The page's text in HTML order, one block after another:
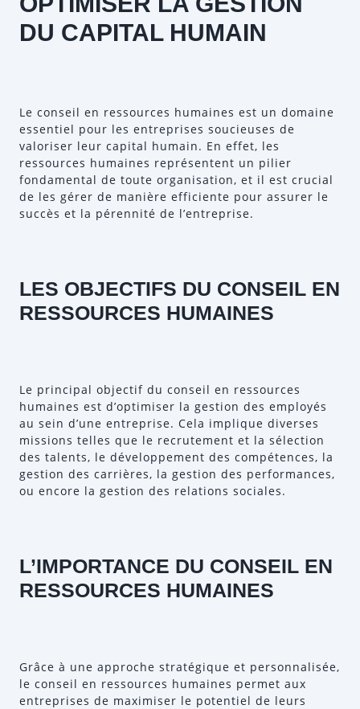
DU CAPITAL HUMAIN
Le conseil en ressources humaines est un domaine
essentiel pour les entreprises soucieuses de
valoriser leur capital humain. En effet, les
ressources humaines représentent un pilier
fondamental de toute organisation, et il est crucial
de les gérer de manière efficiente pour assurer le
succès et la pérennité de l’entreprise.
LES OBJECTIFS DU CONSEIL EN
RESSOURCES HUMAINES
Le principal objectif du conseil en ressources
humaines est d’optimiser la gestion des employés
au sein d’une entreprise. Cela implique diverses
missions telles que le recrutement et la sélection
des talents, le développement des compétences, la
gestion des carrières, la gestion des performances,
ou encore la gestion des relations sociales.
L’IMPORTANCE DU CONSEIL EN
RESSOURCES HUMAINES
Grâce à une approche stratégique et personnalisée,
le conseil en ressources humaines permet aux
entreprises de maximiser le potentiel de leurs